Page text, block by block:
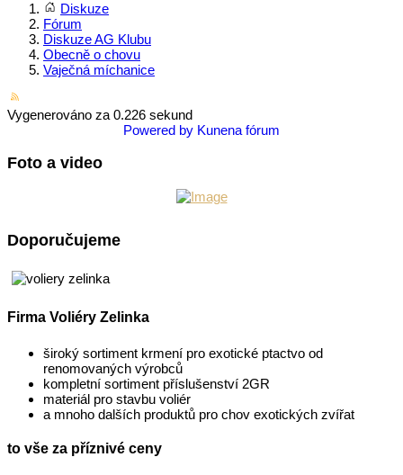
Diskuze
Fórum
Diskuze AG Klubu
Obecně o chovu
Vaječná míchanice
Vygenerováno za 0.226 sekund
Powered by Kunena fórum
Foto a video
Doporučujeme
Firma Voliéry Zelinka
široký sortiment krmení pro exotické ptactvo od
renomovaných výrobců
kompletní sortiment příslušenství 2GR
materiál pro stavbu voliér
a mnoho dalších produktů pro chov exotických zvířat
to vše za příznivé ceny